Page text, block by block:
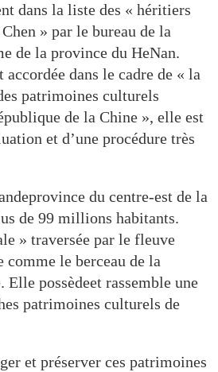
dans la liste des « héritiers
» par le bureau de la
de la province du HeNan.
dans le cadre de « la
patrimoines culturels
de la Chine », elle est
et d’une procédure très
du centre-est de la
de 99 millions habitants.
» traversée par le fleuve
comme le berceau de la
possèdeet rassemble une
patrimoines culturels de
et préserver ces patrimoines